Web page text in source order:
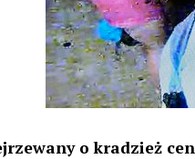
o kradzież